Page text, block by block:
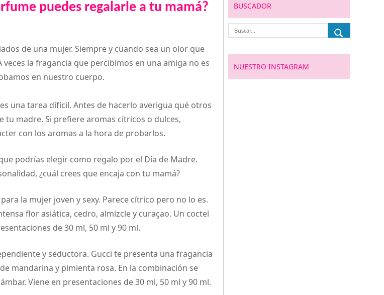
puedes regalarle a tu mamá?
de una mujer. Siempre y cuando sea un olor que
la fragancia que percibimos en una amiga no es
en nuestro cuerpo.
una tarea difícil. Antes de hacerlo averigua qué otros
tu madre. Si prefiere aromas cítricos o dulces,
con los aromas a la hora de probarlos.
podrías elegir como regalo por el Día de Madre.
¿cuál crees que encaja con tu mamá?
la mujer joven y sexy. Parece cítrico pero no lo es.
flor asiática, cedro, almizcle y curaçao. Un coctel
de 30 ml, 50 ml y 90 ml.
y seductora. Gucci te presenta una fragancia
mandarina y pimienta rosa. En la combinación se
Viene en presentaciones de 30 ml, 50 ml y 90 ml.
BUSCADOR
NUESTRO INSTAGRAM